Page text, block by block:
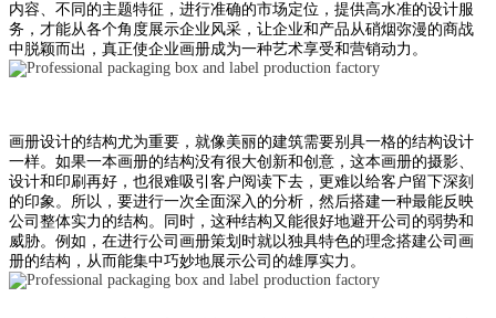
内容、不同的主题特征，进行准确的市场定位，提供高水准的设计服
务，才能从各个角度展示企业风采，让企业和产品从硝烟弥漫的商战
中脱颖而出，真正使企业画册成为一种艺术享受和营销动力。
画册设计的结构尤为重要，就像美丽的建筑需要别具一格的结构设计
一样。如果一本画册的结构没有很大创新和创意，这本画册的摄影、
设计和印刷再好，也很难吸引客户阅读下去，更难以给客户留下深刻
的印象。所以，要进行一次全面深入的分析，然后搭建一种最能反映
公司整体实力的结构。同时，这种结构又能很好地避开公司的弱势和
威胁。例如，在进行公司画册策划时就以独具特色的理念搭建公司画
册的结构，从而能集中巧妙地展示公司的雄厚实力。